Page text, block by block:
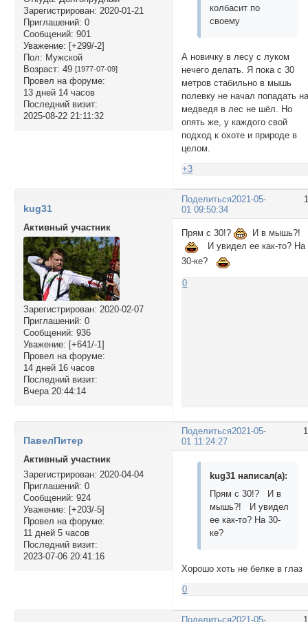
Зарегистрирован: 2020-01-21
Приглашений: 0
Сообщений: 901
Уважение: [+299/-2]
Пол: Мужской
Возраст: 49 [1977-07-09]
Провел на форуме:
13 дней 14 часов
Последний визит:
2025-08-22 21:11:32
колбасит по
своему
А новичку в лесу с луком
нечего делать. Я пока с 30
метров стабильно в мышь
полевку не начал попадать
медведя в лес не шёл. Но
опять же, у каждого свой
подход к охоте и природе в
целом.
+3
Поделиться2021-05-
01 09:50:34
kug31
Активный участник
Зарегистрирован: 2020-02-07
Приглашений: 0
Сообщений: 936
Уважение: [+641/-1]
Провел на форуме:
14 дней 16 часов
Последний визит:
Вчера 20:44:14
Прям с 30!?
И в мышь?!
И увидел ее как-то? На
30-ке?
0
Поделиться2021-05-
01 11:24:27
ПавелПитер
Активный участник
Зарегистрирован: 2020-04-04
Приглашений: 0
Сообщений: 924
Уважение: [+203/-5]
Провел на форуме:
11 дней 5 часов
Последний визит:
2023-07-06 20:41:16
kug31 написал(а):
Прям с 30!? И в
мышь?! И увидел
ее как-то? На 30-
ке?
Хорошо хоть не белке в глаз
0
Поделиться2021-05-